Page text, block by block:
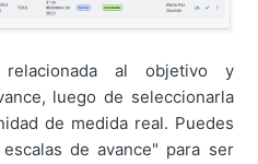
al objetivo y
luego de seleccionarla
de medida real. Puedes
de avance" para ser